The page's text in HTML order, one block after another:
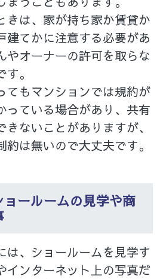
きは、家が持ち家か賃貸か
建てかに注意する必要があ
やオーナーの許可を取らな
。
てもマンションでは規約が
っている場合があり、共有
ないことがありますが、
は無いので大丈夫です。
ョールームの見学や商
は、ショールームを見学す
インターネット上の写真だ